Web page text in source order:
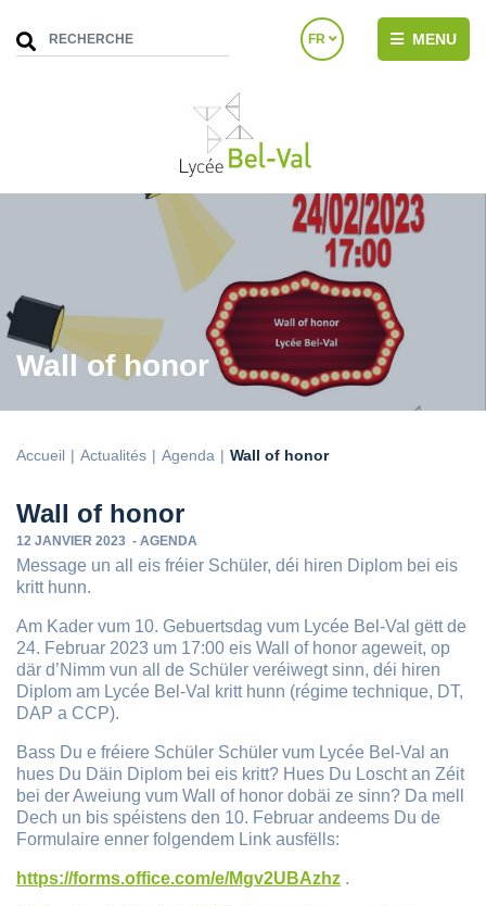
FR MENU
Wall of honor
Accueil Actualités Agenda Wall of honor
Wall of honor
12 JANVIER 2023 - AGENDA
Message un all eis fréier Schüler, déi hiren Diplom bei eis
kritt hunn.
Am Kader vum 10. Gebuertsdag vum Lycée Bel-Val gëtt de
24. Februar 2023 um 17:00 eis Wall of honor ageweit, op
där d’Nimm vun all de Schüler veréiwegt sinn, déi hiren
Diplom am Lycée Bel-Val kritt hunn (régime technique, DT,
DAP a CCP).
Bass Du e fréiere Schüler Schüler vum Lycée Bel-Val an
hues Du Däin Diplom bei eis kritt? Hues Du Loscht an Zéit
bei der Aweiung vum Wall of honor dobäi ze sinn? Da mell
Dech un bis spéistens den 10. Februar andeems Du de
Formulaire enner folgendem Link ausfëlls:
https://forms.office.com/e/Mgv2UBAzhz .